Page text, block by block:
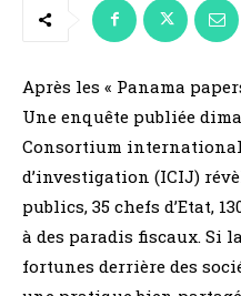
Après les « Panama
Une enquête publiée
Consortium
d’investigation (ICIJ)
publics, 35 chefs d’Etat,
à des paradis fiscaux. Si
fortunes derrière des